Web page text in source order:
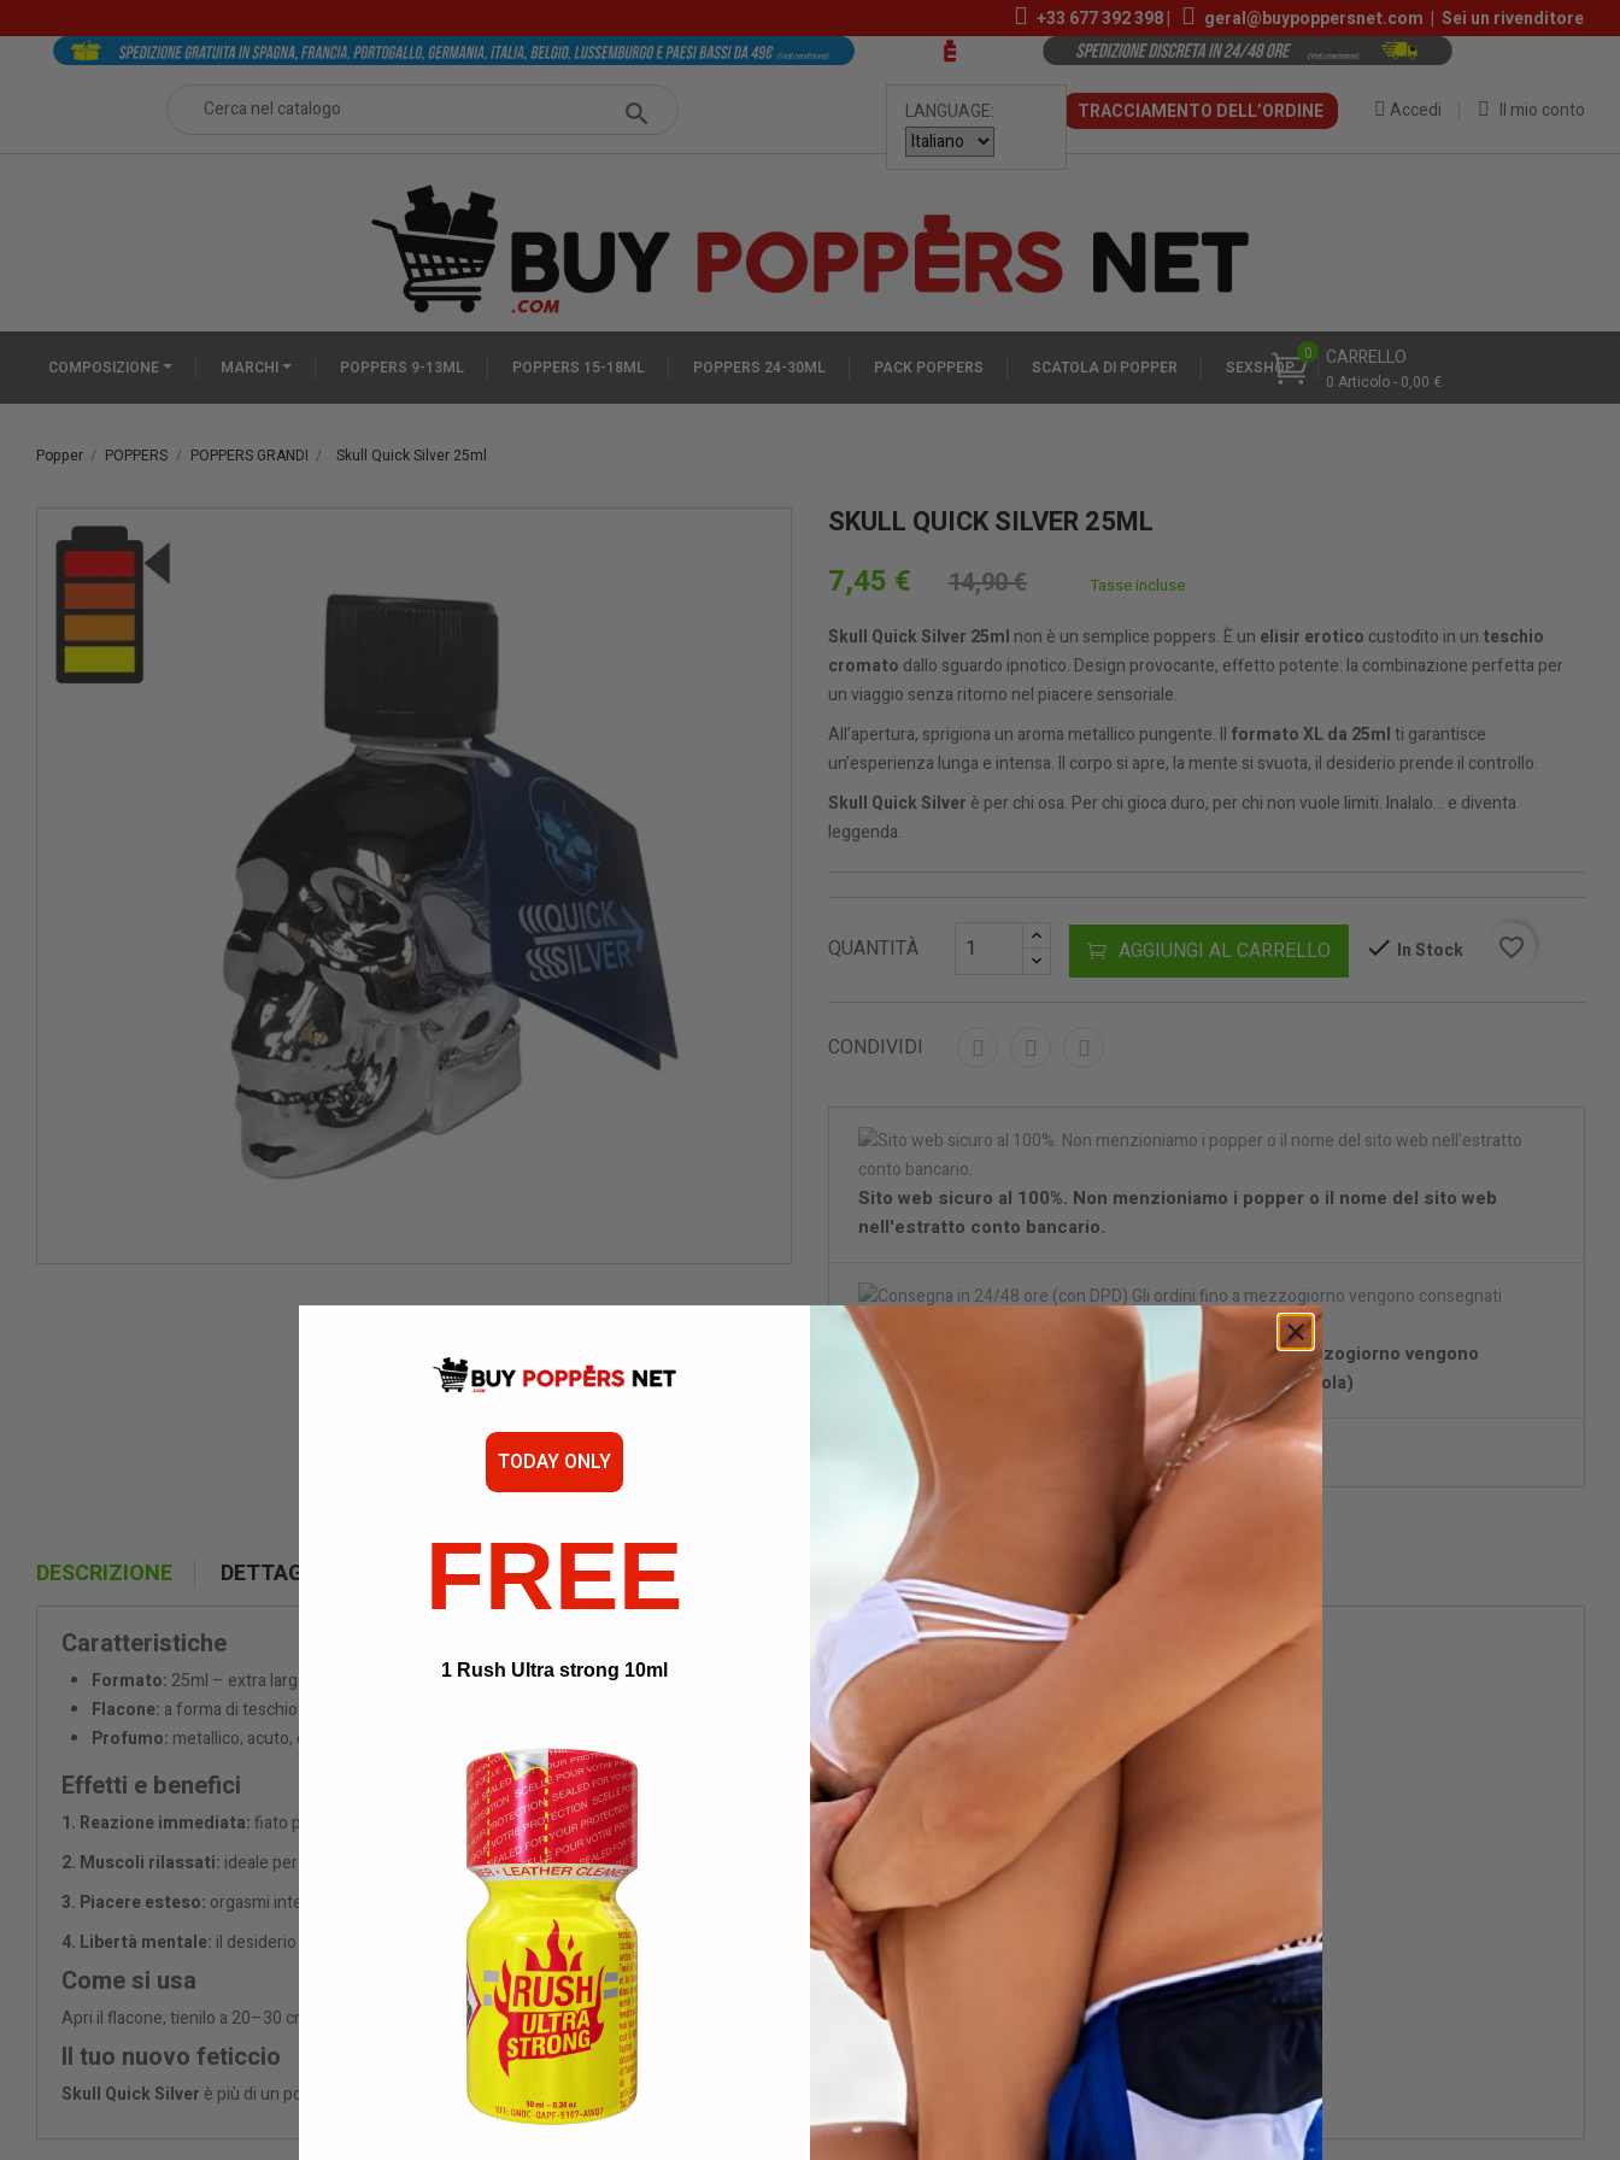
+33 677 392 398| geral@buypoppersnet.com | Sei un rivenditore
LANGUAGE: Il mio conto
Accedi
TRACCIAMENTO DELL’ORDINE
CARRELLO
0 Articolo - 0,00 €
0
COMPOSIZIONE MARCHI POPPERS 9-13ML POPPERS 15-18ML POPPERS 24-30ML PACK POPPERS SCATOLA DI POPPER SEXSHOP
Popper POPPERS POPPERS GRANDI Skull Quick Silver 25ml
SKULL QUICK SILVER 25ML
7,45 € 14,90 € Tasse incluse
Skull Quick Silver 25ml non è un semplice poppers. È un elisir erotico custodito in un teschio
cromato dallo sguardo ipnotico. Design provocante, effetto potente: la combinazione perfetta per
un viaggio senza ritorno nel piacere sensoriale.
All’apertura, sprigiona un aroma metallico pungente. Il formato XL da 25mlti garantisce
un’esperienza lunga e intensa. Il corpo si apre, la mente si svuota, il desiderio prende il controllo.
Skull Quick Silver è per chi osa. Per chi gioca duro, per chi non vuole limiti. Inalalo... e diventa
leggenda.
QUANTITÀ AGGIUNGI AL CARRELLO In Stock favorite_border
CONDIVIDI
Sito web sicuro al 100%. Non menzioniamo i popper o il nome del sito web
nell'estratto conto bancario.
Consegna in 24/48 ore (con DPD) Gli ordini fino a mezzogiorno vengono
consegnati entro 24/48 ore con DPD (Penisola Spagnola)
Confezione discreta.
DESCRIZIONE DETTAGLI DEL PRODOTTO
Caratteristiche
Formato: 25ml – extra large
Flacone: a forma di teschio argentato – collezionabile e provocante
Profumo: metallico, acuto, elettrico
Effetti e benefici
1. Reazione immediata:fiato profondo, cuore in corsa, sensazioni che esplodono.
2. Muscoli rilassati: ideale per penetrazioni profonde o giochi BDSM.
3. Piacere esteso: orgasmi intensi e duraturi, moltiplicazione dei sensi.
4. Libertà mentale: il desiderio prende il controllo, senza filtri né barriere.
Come si usa
Apri il flacone, tienilo a 20–30 cm, inspira lentamente. Mai inalare direttamente. Tra una dose e l’altra, aspetta almeno 5 minuti.
Il tuo nuovo feticcio
Skull Quick Silver è più di un poppers. È uno stile di vita. Uno specchio lucido che riflette chi sei davvero, quando nulla ti frena.
TODAY ONLY
FREE
1 Rush Ultra strong 10ml